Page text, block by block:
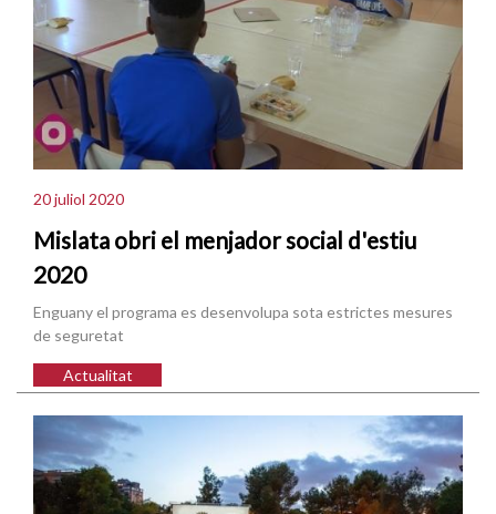
20 juliol 2020
Mislata obri el menjador social d'estiu
2020
Enguany el programa es desenvolupa sota estrictes mesures
de seguretat
Actualitat